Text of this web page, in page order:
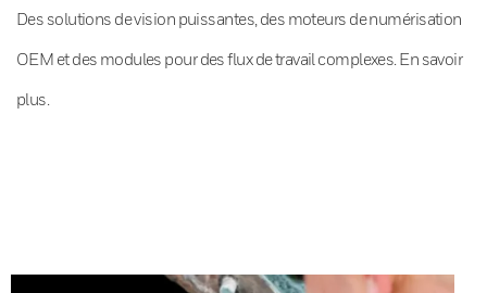
Des solutions de vision puissantes, des moteurs de numérisation
OEM et des modules pour des flux de travail complexes. En savoir
plus.